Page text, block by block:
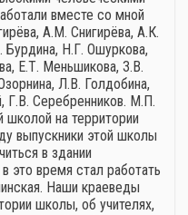
вместе со мной
А.М. Снигирёва, А.К.
Н.Г. Ошуркова,
Е.Т. Меньшикова, З.В.
Л.В. Голдобина,
Г.В. Серебренников. М.П.
на территории
выпускники этой школы
в здании
это время стал работать
Наши краеведы
школы, об учителях,